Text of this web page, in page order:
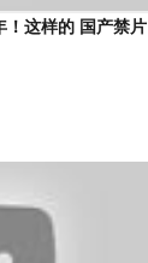
！这样的 国产禁片